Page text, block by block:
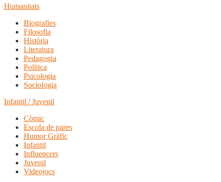
Humanitats
Biografies
Filosofia
Història
Literatura
Pedagogia
Política
Psicologia
Sociologia
Infantil / Juvenil
Còmic
Escola de pares
Humor Gràfic
Infantil
Influencers
Juvenil
Videojocs